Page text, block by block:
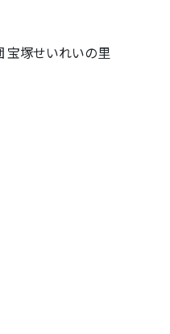
宝塚せいれいの里